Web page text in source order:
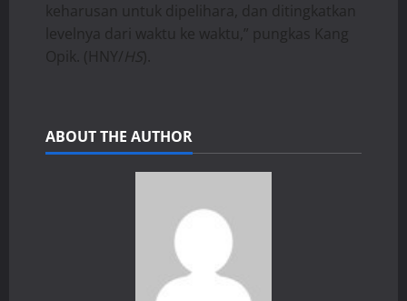
keharusan untuk dipelihara, dan ditingkatkan
levelnya dari waktu ke waktu,” pungkas Kang
Opik. (HNY/HS).
ABOUT THE AUTHOR